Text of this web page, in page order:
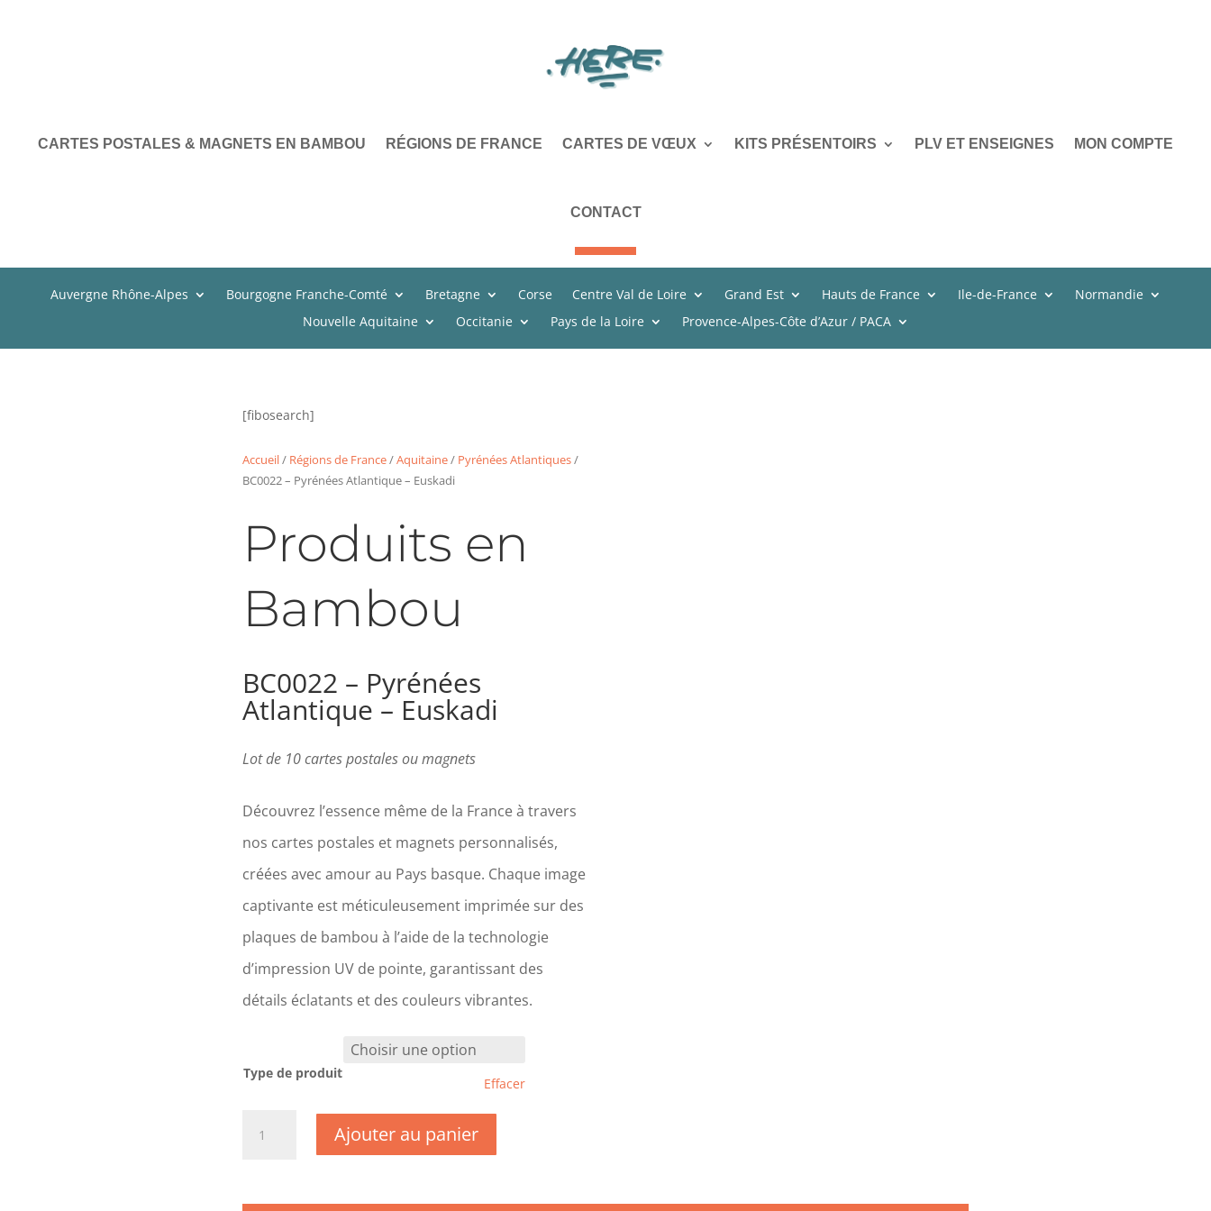
CARTES POSTALES & MAGNETS EN BAMBOU RÉGIONS DE FRANCE CARTES DE VŒUX KITS PRÉSENTOIRS PLV ET ENSEIGNES MON COMPTE
CONTACT
Auvergne Rhône-Alpes Bourgogne Franche-Comté Bretagne Corse Centre Val de Loire Grand Est Hauts de France Ile-de-France
Normandie
Nouvelle Aquitaine
Occitanie Pays de la Loire Provence-Alpes-Côte d’Azur / PACA
[fibosearch]
Accueil/ Régions de France/Aquitaine/ Pyrénées Atlantiques/
BC0022 – Pyrénées Atlantique – Euskadi
Produits en
Bambou
BC0022 – Pyrénées
Atlantique – Euskadi
Lot de 10 cartes postales ou magnets
Découvrez l’essence même de la France à travers
nos cartes postales et magnets personnalisés,
créées avec amour au Pays basque. Chaque image
captivante est méticuleusement imprimée sur des
plaques de bambou à l’aide de la technologie
d’impression UV de pointe, garantissant des
détails éclatants et des couleurs vibrantes.
Type de produit
Effacer
Pyrénées
Ajouter au panier